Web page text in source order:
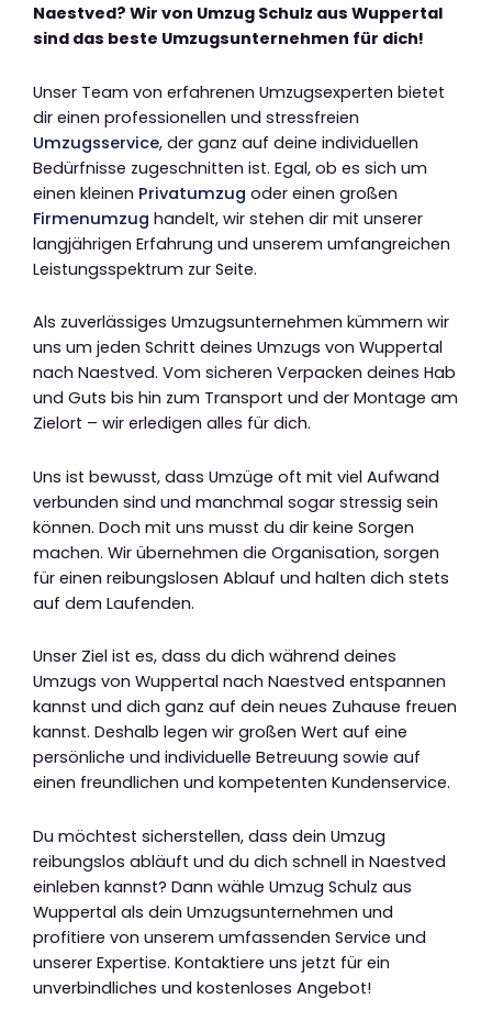
Naestved? Wir von Umzug Schulz aus Wuppertal
sind das beste Umzugsunternehmen für dich!
Unser Team von erfahrenen Umzugsexperten bietet
dir einen professionellen und stressfreien
Umzugsservice, der ganz auf deine individuellen
Bedürfnisse zugeschnitten ist. Egal, ob es sich um
einen kleinen Privatumzug oder einen großen
Firmenumzug handelt, wir stehen dir mit unserer
langjährigen Erfahrung und unserem umfangreichen
Leistungsspektrum zur Seite.
Als zuverlässiges Umzugsunternehmen kümmern wir
uns um jeden Schritt deines Umzugs von Wuppertal
nach Naestved. Vom sicheren Verpacken deines Hab
und Guts bis hin zum Transport und der Montage am
Zielort – wir erledigen alles für dich.
Uns ist bewusst, dass Umzüge oft mit viel Aufwand
verbunden sind und manchmal sogar stressig sein
können. Doch mit uns musst du dir keine Sorgen
machen. Wir übernehmen die Organisation, sorgen
für einen reibungslosen Ablauf und halten dich stets
auf dem Laufenden.
Unser Ziel ist es, dass du dich während deines
Umzugs von Wuppertal nach Naestved entspannen
kannst und dich ganz auf dein neues Zuhause freuen
kannst. Deshalb legen wir großen Wert auf eine
persönliche und individuelle Betreuung sowie auf
einen freundlichen und kompetenten Kundenservice.
Du möchtest sicherstellen, dass dein Umzug
reibungslos abläuft und du dich schnell in Naestved
einleben kannst? Dann wähle Umzug Schulz aus
Wuppertal als dein Umzugsunternehmen und
profitiere von unserem umfassenden Service und
unserer Expertise. Kontaktiere uns jetzt für ein
unverbindliches und kostenloses Angebot!